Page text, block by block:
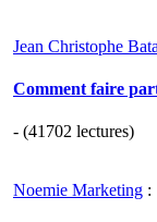
Jean Christophe
Comment faire
- (41702 lectures)
Noemie Marketing :